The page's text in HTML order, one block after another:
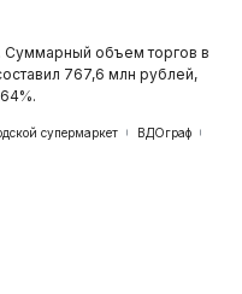
Суммарный объем торгов в
767,6 млн рублей,
супермаркет
ВДОграф